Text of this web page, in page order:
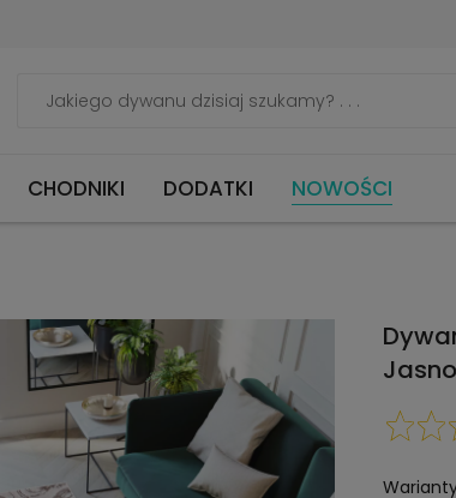
CHODNIKI DODATKI NOWOŚCI